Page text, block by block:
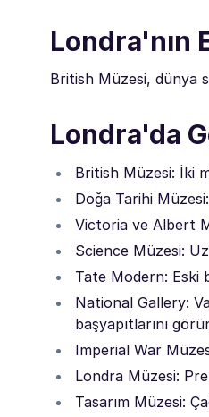
Londra'nın
British Müzesi, dünya
Londra'da
British Müzesi: İki
Doğa Tarihi
Victoria ve Albert
Science Müzesi:
Tate Modern: Eski
National Gallery:
başyapıtlarını
Imperial War
Londra Müzesi:
Tasarım Müzesi: